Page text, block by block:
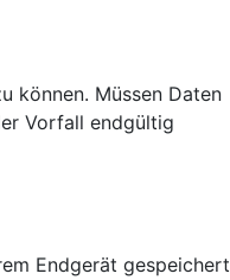
können. Müssen Daten
Vorfall endgültig
Endgerät gespeichert